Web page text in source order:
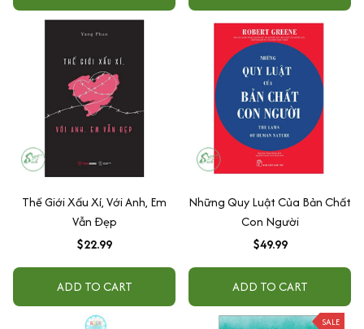
Thế Giới Xấu Xí, Với Anh, Em
Vẫn Đẹp
$22.99
ADD TO CART
Những Quy Luật Của Bản Chất
Con Người
$49.99
ADD TO CART
SALE